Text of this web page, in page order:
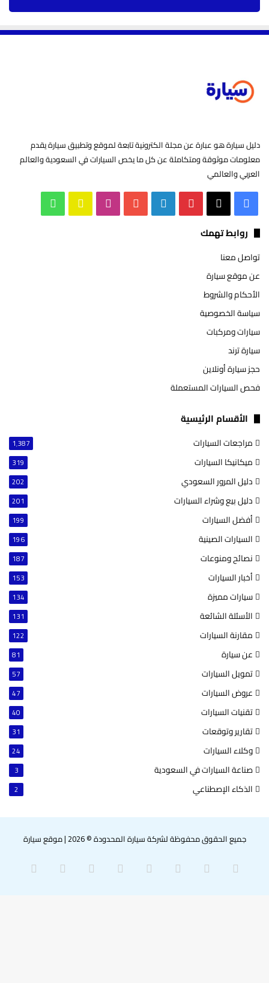
دليل سيارة هو عبارة عن مجلة الكترونية تابعة لموقع وتطبيق سيارة يقدم
معلومات موثوقة ومتكاملة عن كل ما يخص السيارات في السعودية والعالم
العربي والعالمي
فيسبوك بينتيريست لينكدإن ‫YouTube انستقرام سناب
روابط تهمك
تواصل معنا
عن موقع سيارة
الأحكام والشروط
سياسة الخصوصية
سيارات ومركبات
سيارة ترند
حجز سيارة أونلاين
فحص السيارات المستعملة
الأقسام الرئيسية
مراجعات السيارات 1٬387
ميكانيكا السيارات 319
دليل المرور السعودي 202
دليل بيع وشراء السيارات 201
أفضل السيارات 199
السيارات الصينية 196
نصائح ومنوعات 187
أخبار السيارات 153
سيارات مميزة 134
الأسئلة الشائعة 131
مقارنة السيارات 122
عن سيارة 81
تمويل السيارات 57
عروض السيارات 47
تقنيات السيارات 40
تقارير وتوقعات 31
وكلاء السيارات 24
صناعة السيارات في السعودية 3
الذكاء الإصطناعي 2
جميع الحقوق محفوظة لشركة سيارة المحدودة © 2026 |موقع سيارة
فيسبوك بينتيريست لينكدإن ‫YouTube انستقرام سناب